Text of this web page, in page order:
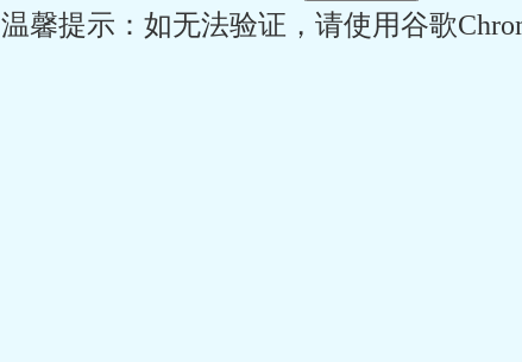
温馨提示：如无法验证，请使用谷歌